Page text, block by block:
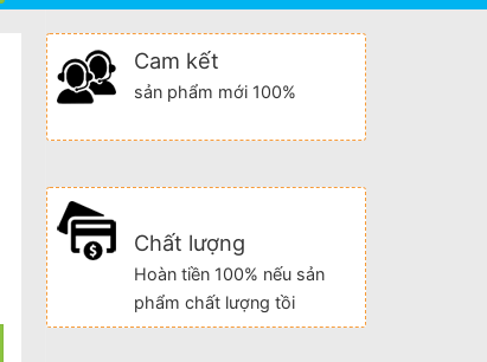
Cam kết
sản phẩm mới 100%
Chất lượng
Hoàn tiền 100% nếu sản
phẩm chất lượng tồi